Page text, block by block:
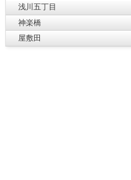
浅川五丁目
神楽橋
屋敷田